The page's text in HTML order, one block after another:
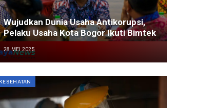
Wujudkan Dunia Usaha Antikorupsi,
Pelaku Usaha Kota Bogor Ikuti Bimtek
28 MEI 2025